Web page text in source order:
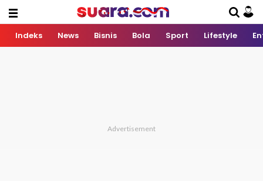
Indeks News Bisnis Bola Sport Lifestyle